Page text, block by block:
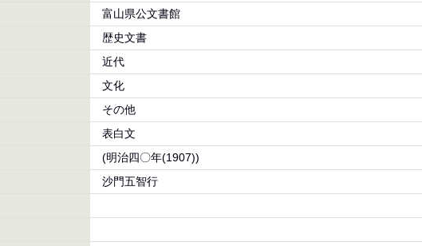
富山県公文書館
歴史文書
近代
文化
その他
表白文
(明治四〇年(1907))
沙門五智行